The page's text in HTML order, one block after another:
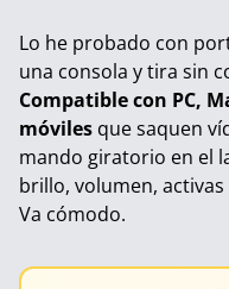
Lo he probado con
una consola y tira sin
Compatible con PC,
móviles que saquen
mando giratorio en el
brillo, volumen, activas
Va cómodo.